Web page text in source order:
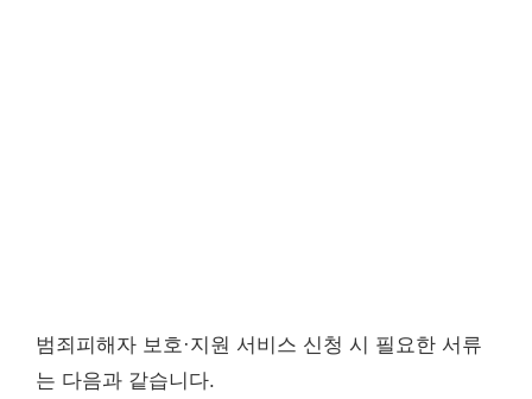
범죄피해자 보호·지원 서비스 신청 시 필요한 서류
는 다음과 같습니다.